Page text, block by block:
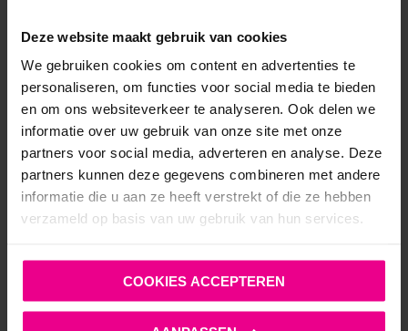
Deze website maakt gebruik van cookies
We gebruiken cookies om content en advertenties te
personaliseren, om functies voor social media te bieden
en om ons websiteverkeer te analyseren. Ook delen we
informatie over uw gebruik van onze site met onze
partners voor social media, adverteren en analyse. Deze
partners kunnen deze gegevens combineren met andere
informatie die u aan ze heeft verstrekt of die ze hebben
verzameld op basis van uw gebruik van hun services.
COOKIES ACCEPTEREN
ANDERE MENSEN BEKEKEN OOK: